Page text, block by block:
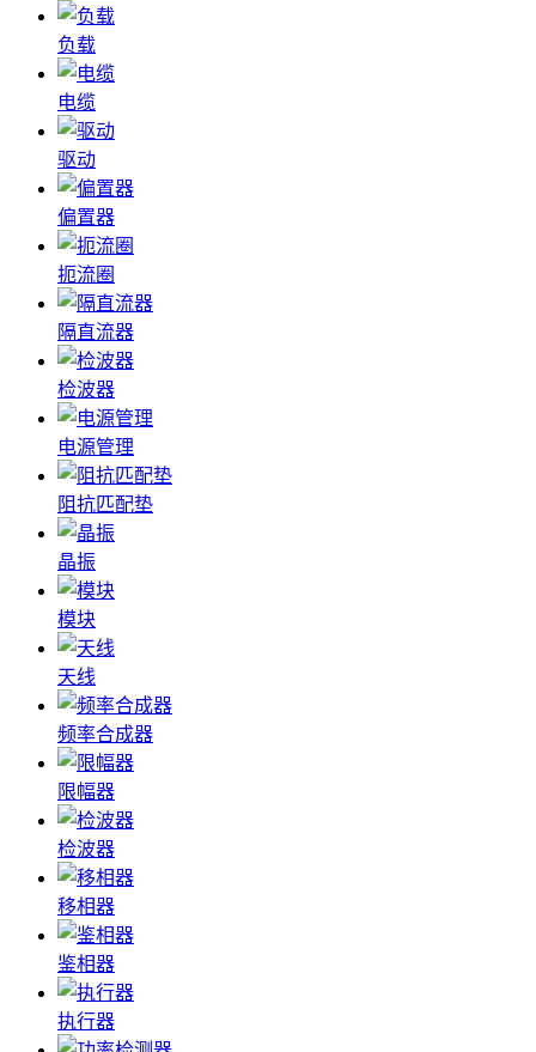
负载
电缆
驱动
偏置器
扼流圈
隔直流器
检波器
电源管理
阻抗匹配垫
晶振
模块
天线
频率合成器
限幅器
检波器
移相器
鉴相器
执行器